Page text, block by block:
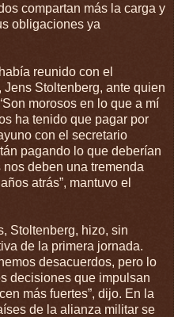
compartan más la carga y
obligaciones ya
reunido con el
Stoltenberg, ante quien
morosos en lo que a mí
ha tenido que pagar por
con el secretario
pagando lo que deberían
deben una tremenda
atrás”, mantuvo el
Stoltenberg, hizo, sin
de la primera jornada.
desacuerdos, pero lo
decisiones que impulsan
más fuertes”, dijo. En la
de la alianza militar se